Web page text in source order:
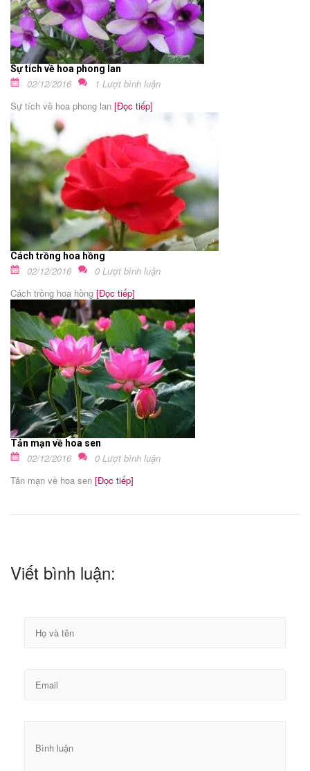
Sự tích về hoa phong lan
02/12/2016
1 Lượt bình luận
Sự tích về hoa phong lan [Đọc tiếp]
Cách trồng hoa hồng
02/12/2016
0 Lượt bình luận
Cách trồng hoa hồng [Đọc tiếp]
Tản mạn về hoa sen
02/12/2016
0 Lượt bình luận
Tản mạn về hoa sen [Đọc tiếp]
Viết bình luận: